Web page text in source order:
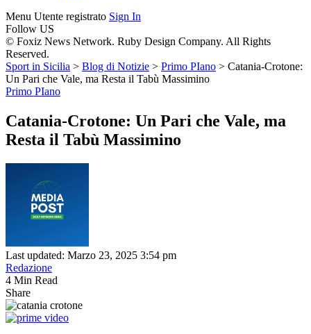
Menu Utente registrato Sign In
Follow US
© Foxiz News Network. Ruby Design Company. All Rights
Reserved.
Sport in Sicilia > Blog di Notizie > Primo PIano > Catania-Crotone:
Un Pari che Vale, ma Resta il Tabù Massimino
Primo PIano
Catania-Crotone: Un Pari che Vale, ma
Resta il Tabù Massimino
Last updated: Marzo 23, 2025 3:54 pm
Redazione
4 Min Read
Share